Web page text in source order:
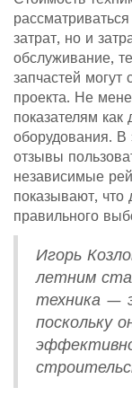
затрат, но и
обслуживание,
запчастей
проекта. Не
показателям как
оборудования. В
отзывы
независимые
показывают, что
правильного
Игорь
летним
техника —
поскольку